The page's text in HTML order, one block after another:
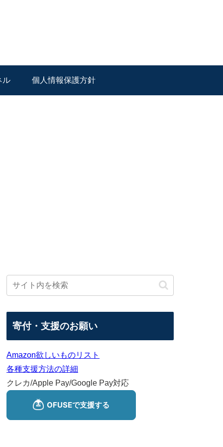
ル 個人情報保護方針
寄付・支援のお願い
Amazon欲しいものリスト
各種支援方法の詳細
クレカ/Apple Pay/Google Pay対応